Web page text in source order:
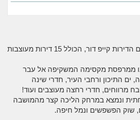
ברוכים הבאים אל מתחם הדירות קייפ דור, הכולל 15 דירות מעוצבות
ממרפסת מקסימה המשקיפה אל עבר
ים התיכון ורחבי העיר, חדרי שינה
מרווחים, חדרי רחצה מעוצבים ועוד!
ונמצא במרחק הליכה קצר מהמושבה
שוק הפשפשים ונמל חיפה.